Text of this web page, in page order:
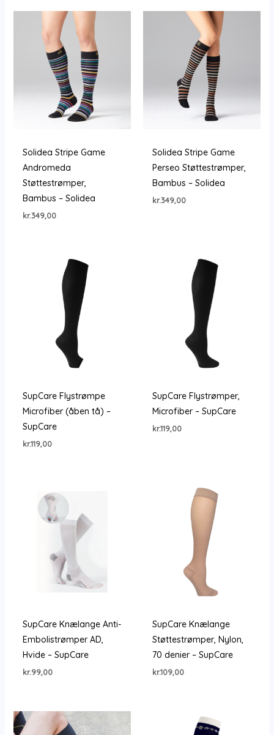
Solidea Stripe Game
Andromeda
Støttestrømper,
Bambus – Solidea
kr.349,00
Solidea Stripe Game
Perseo Støttestrømper,
Bambus – Solidea
kr.349,00
SupCare Flystrømpe
Microfiber (åben tå) –
SupCare
kr.119,00
SupCare Flystrømper,
Microfiber – SupCare
kr.119,00
SupCare Knælange Anti-
Embolistrømper AD,
Hvide – SupCare
kr.99,00
SupCare Knælange
Støttestrømper, Nylon,
70 denier – SupCare
kr.109,00